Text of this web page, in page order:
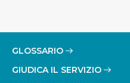
GLOSSARIO
GIUDICA IL SERVIZIO